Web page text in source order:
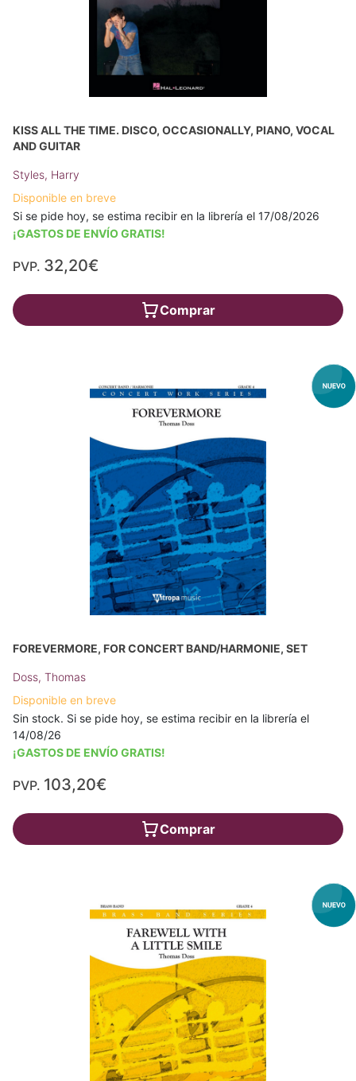
KISS ALL THE TIME. DISCO, OCCASIONALLY, PIANO, VOCAL
AND GUITAR
Styles, Harry
Disponible en breve
Si se pide hoy, se estima recibir en la librería el 17/08/2026
¡GASTOS DE ENVÍO GRATIS!
PVP. 32,20€
Comprar
FOREVERMORE, FOR CONCERT BAND/HARMONIE, SET
Doss, Thomas
Disponible en breve
Sin stock. Si se pide hoy, se estima recibir en la librería el
14/08/26
¡GASTOS DE ENVÍO GRATIS!
PVP. 103,20€
Comprar